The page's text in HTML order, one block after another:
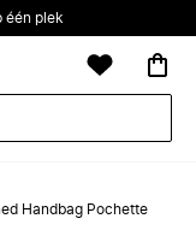
één plek
Handbag Pochette